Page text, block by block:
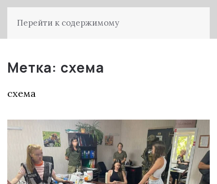
Перейти к содержимому
Метка: схема
схема